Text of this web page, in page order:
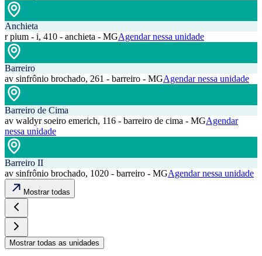
Anchieta
r pium - i, 410 - anchieta - MGAgendar nessa unidade
Barreiro
av sinfrônio brochado, 261 - barreiro - MGAgendar nessa unidade
Barreiro de Cima
av waldyr soeiro emerich, 116 - barreiro de cima - MGAgendar
nessa unidade
Barreiro II
av sinfrônio brochado, 1020 - barreiro - MGAgendar nessa unidade
Mostrar todas
Mostrar todas as unidades